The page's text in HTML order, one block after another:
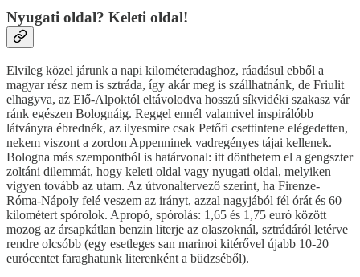
Nyugati oldal? Keleti oldal!
Elvileg közel járunk a napi kilométeradaghoz, ráadásul ebből a
magyar rész nem is sztráda, így akár meg is szállhatnánk, de Friulit
elhagyva, az Elő-Alpoktól eltávolodva hosszú síkvidéki szakasz vár
ránk egészen Bolognáig. Reggel ennél valamivel inspirálóbb
látványra ébrednék, az ilyesmire csak Petőfi csettintene elégedetten,
nekem viszont a zordon Appenninek vadregényes tájai kellenek.
Bologna más szempontból is határvonal: itt dönthetem el a gengszter
zoltáni dilemmát, hogy keleti oldal vagy nyugati oldal, melyiken
vigyen tovább az utam. Az útvonaltervező szerint, ha Firenze-
Róma-Nápoly felé veszem az irányt, azzal nagyjából fél órát és 60
kilométert spórolok. Apropó, spórolás: 1,65 és 1,75 euró között
mozog az ársapkátlan benzin literje az olaszoknál, sztrádáról letérve
rendre olcsóbb (egy esetleges san marinoi kitérővel újabb 10-20
eurócentet faraghatunk literenként a büdzséből).